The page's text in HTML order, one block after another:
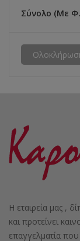
Σύνολο (με
Η εταιρεία μας ,
και προτείνει
επαγγελματία